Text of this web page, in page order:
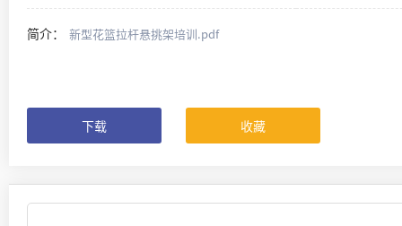
简介： 新型花篮拉杆悬挑架培训.pdf
下载 收藏